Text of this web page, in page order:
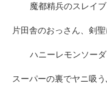
魔都精兵のスレイブ
ハニーレモンソーダ